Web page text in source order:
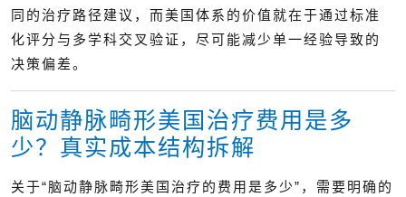
同的治疗路径建议，而美国体系的价值就在于通过标准
化评分与多学科交叉验证，尽可能减少单一经验导致的
决策偏差。
脑动静脉畸形美国治疗费用是多
少？真实成本结构拆解
关于“脑动静脉畸形美国治疗的费用是多少”，需要明确的